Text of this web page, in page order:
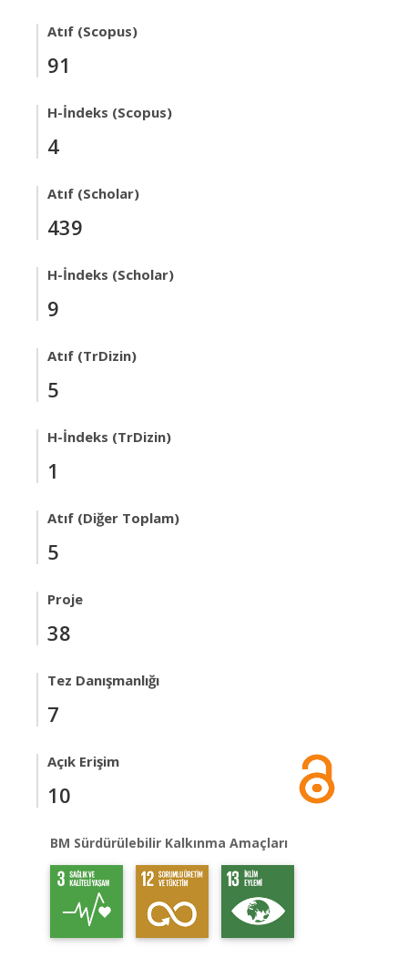
Atıf (Scopus)
91
H-İndeks (Scopus)
4
Atıf (Scholar)
439
H-İndeks (Scholar)
9
Atıf (TrDizin)
5
H-İndeks (TrDizin)
1
Atıf (Diğer Toplam)
5
Proje
38
Tez Danışmanlığı
7
Açık Erişim
10
BM Sürdürülebilir Kalkınma Amaçları